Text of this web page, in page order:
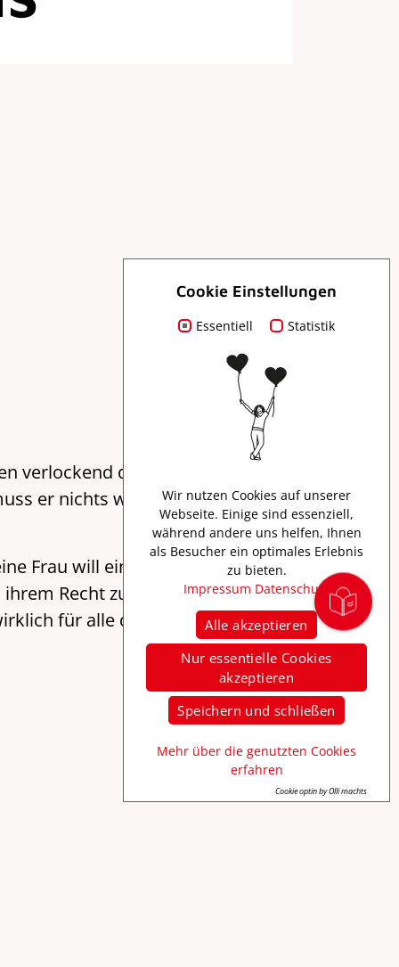
verlockend die Düfte der Cucina italiana in
er nichts weniger als ein Wunder
Frau will ein Mann sein und Truffaldino will
Recht zu verhelfen, wird Truffaldino
für alle die Sonne wieder lacht.
Cookie Einstellungen
Essentiell Statistik
Wir nutzen Cookies auf unserer
Webseite. Einige sind essenziell,
während andere uns helfen, Ihnen
als Besucher ein optimales Erlebnis
zu bieten.
Impressum Datenschutz
Alle akzeptieren
Nur essentielle Cookies
akzeptieren
Speichern und schließen
Mehr über die genutzten Cookies
erfahren
Cookie optin by Olli machts